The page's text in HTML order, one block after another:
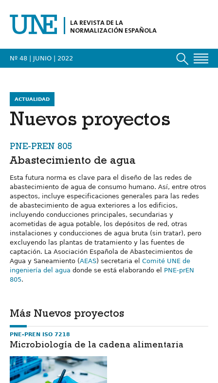
LA REVISTA DE LA
NORMALIZACIÓN ESPAÑOLA
Nº 48 | JUNIO | 2022
ACTUALIDAD
Nuevos proyectos
PNE-PREN 805
Abastecimiento de agua
Esta futura norma es clave para el diseño de las redes de
abastecimiento de agua de consumo humano. Así, entre otros
aspectos, incluye especificaciones generales para las redes
de abastecimiento de agua exteriores a los edificios,
incluyendo conducciones principales, secundarias y
acometidas de agua potable, los depósitos de red, otras
instalaciones y conducciones de agua bruta (sin tratar), pero
excluyendo las plantas de tratamiento y las fuentes de
captación. La Asociación Española de Abastecimientos de
Agua y Saneamiento (AEAS) secretaria el Comité UNE de
ingeniería del agua donde se está elaborando el PNE-prEN
805.
Más Nuevos proyectos
PNE-PREN ISO 7218
Microbiología de la cadena alimentaria